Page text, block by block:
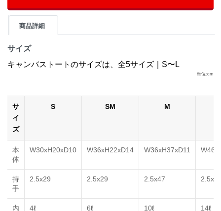
商品詳細
サイズ
キャンバストートのサイズは、全5サイズ｜S〜L
単位:cm
サ
イ
ズ
S SM M
本
体
W30xH20xD10 W36xH22xD14 W36xH37xD11
持
手
2.5x29 2.5x29 2.5x47
内
4ℓ 6ℓ 10ℓ 14ℓ